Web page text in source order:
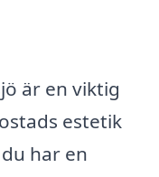
är en viktig
estetik
har en